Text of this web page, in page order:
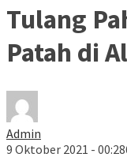
Tulang
Patah di
Admin
9 Oktober 2021 - 00:28